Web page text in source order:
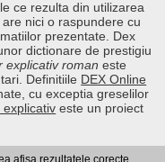
ce rezulta din utilizarea
nici o raspundere cu
prezentate. Dex
dictionare de prestigiu
explicativ roman este
Definitiile DEX Online
cu exceptia greselilor
explicativ este un proiect
afisa rezultatele corecte.